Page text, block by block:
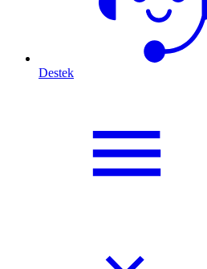
Destek